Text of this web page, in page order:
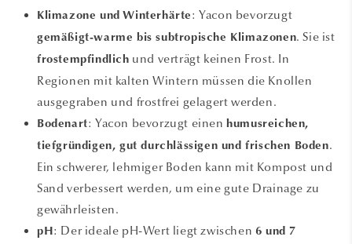
Klimazone und Winterhärte : Yacon bevorzugt
gemäßigt-warme bis subtropische Klimazonen. Sie ist
frostempfindlich und verträgt keinen Frost. In
Regionen mit kalten Wintern müssen die Knollen
ausgegraben und frostfrei gelagert werden.
Bodenart: Yacon bevorzugt einenhumusreichen,
tiefgründigen, gut durchlässigen und frischen Boden.
Ein schwerer, lehmiger Boden kann mit Kompost und
Sand verbessert werden, um eine gute Drainage zu
gewährleisten.
pH : Der ideale pH-Wert liegt zwischen 6 und 7